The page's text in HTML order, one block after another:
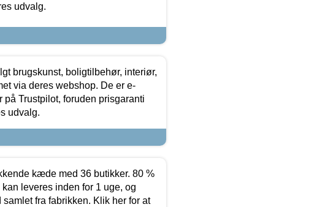
udvalg.
brugskunst, boligtilbehør, interiør,
via deres webshop. De er e-
Trustpilot, foruden prisgaranti
udvalg.
kæde med 36 butikker. 80 %
leveres inden for 1 uge, og
fra fabrikken. Klik her for at